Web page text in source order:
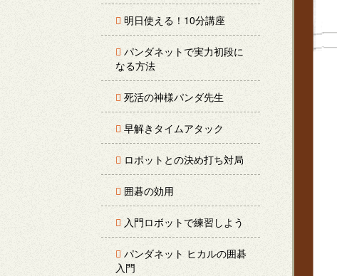
明日使える！10分講座
パンダネットで実力初段に
なる方法
死活の神様パンダ先生
早解きタイムアタック
ロボットとの決め打ち対局
囲碁の効用
入門ロボットで練習しよう
パンダネット ヒカルの囲碁
入門